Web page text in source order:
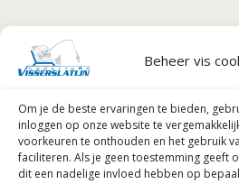
Beheer vis
Om je de beste ervaringen te bieden,
inloggen op onze website te
voorkeuren te onthouden en het gebruik
faciliteren. Als je geen toestemming geeft
dit een nadelige invloed hebben op
« vorige in galerij
Terug naar
Mobiel